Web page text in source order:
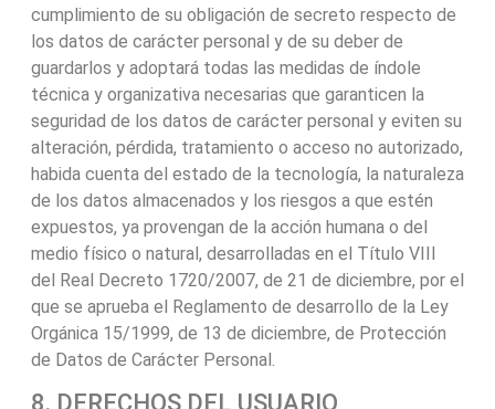
cumplimiento de su obligación de secreto respecto de
los datos de carácter personal y de su deber de
guardarlos y adoptará todas las medidas de índole
técnica y organizativa necesarias que garanticen la
seguridad de los datos de carácter personal y eviten su
alteración, pérdida, tratamiento o acceso no autorizado,
habida cuenta del estado de la tecnología, la naturaleza
de los datos almacenados y los riesgos a que estén
expuestos, ya provengan de la acción humana o del
medio físico o natural, desarrolladas en el Título VIII
del Real Decreto 1720/2007, de 21 de diciembre, por el
que se aprueba el Reglamento de desarrollo de la Ley
Orgánica 15/1999, de 13 de diciembre, de Protección
de Datos de Carácter Personal.
8. DERECHOS DEL USUARIO